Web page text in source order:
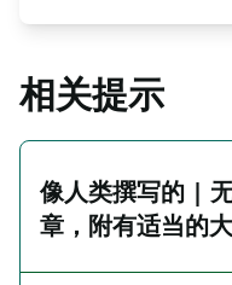
相关提示
像人类撰写的 |
章，附有适当的